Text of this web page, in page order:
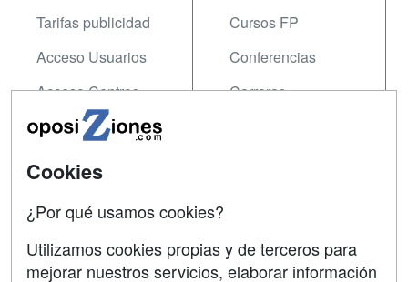
Tarifas publicidad
Acceso Usuarios
Acceso Centros
Cursos FP
Conferencias
Carreras
Contactar
Copyleft
Cookies
¿Por qué usamos cookies?
Utilizamos cookies propias y de terceros para
mejorar nuestros servicios, elaborar información